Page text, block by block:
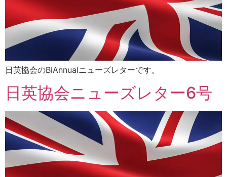
日英協会のBiAnnualニューズレターです。
日英協会ニューズレター6号